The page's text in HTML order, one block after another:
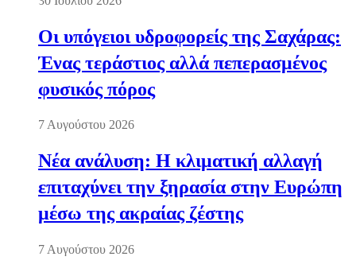
Οι υπόγειοι υδροφορείς της Σαχάρας:
Ένας τεράστιος αλλά πεπερασμένος
φυσικός πόρος
7 Αυγούστου 2026
Νέα ανάλυση: Η κλιματική αλλαγή
επιταχύνει την ξηρασία στην Ευρώπη
μέσω της ακραίας ζέστης
7 Αυγούστου 2026